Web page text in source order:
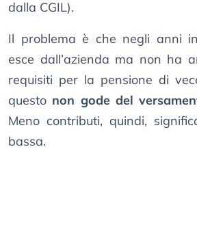
dalla CGIL).
Il problema è che negli anni
esce dall’azienda ma non ha
requisiti per la pensione di
questo non gode del
Meno contributi, quindi,
bassa.